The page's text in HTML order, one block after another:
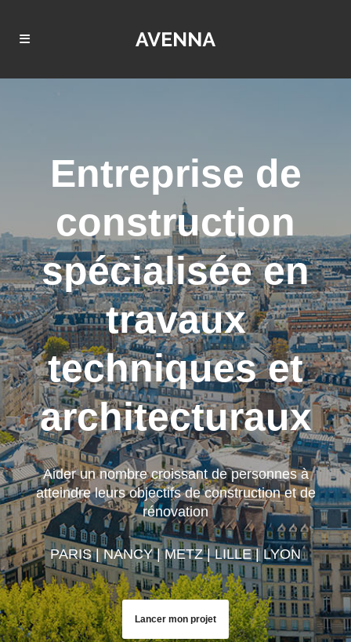
Entreprise de
construction
spécialisée en
travaux
techniques et
architecturaux
Aider un nombre croissant de personnes à
atteindre leurs objectifs de construction et de
rénovation
PARIS | NANCY | METZ | LILLE | LYON
Lancer mon projet